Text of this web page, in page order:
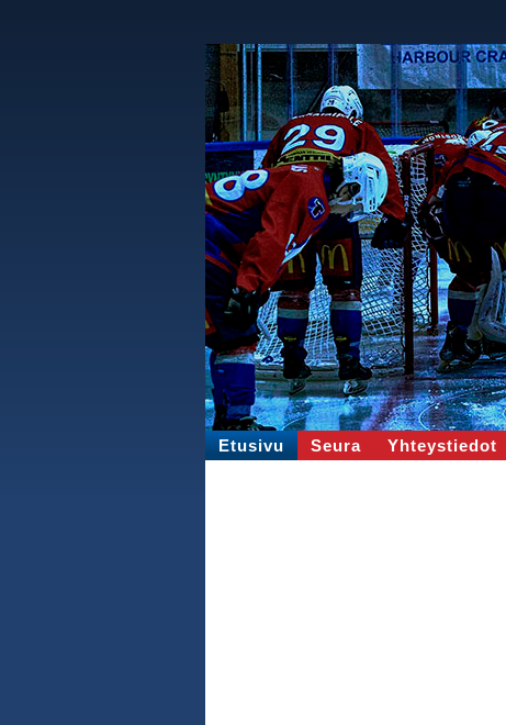
Etusivu Seura Yhteystiedot